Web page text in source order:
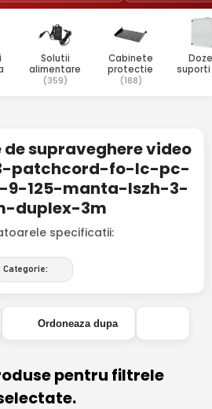
Solutii
alimentare
(359)
Cabinete
protectie
(188)
suporti
supraveghere video
patchcord-fo-lc-pc-
125-manta-lszh-3-
duplex-3m
specificatii:
Categorie:
Ordoneaza dupa
pentru filtrele